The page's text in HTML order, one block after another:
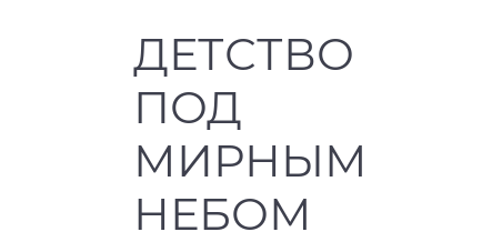
ДЕТСТВО
ПОД
МИРНЫМ
НЕБОМ